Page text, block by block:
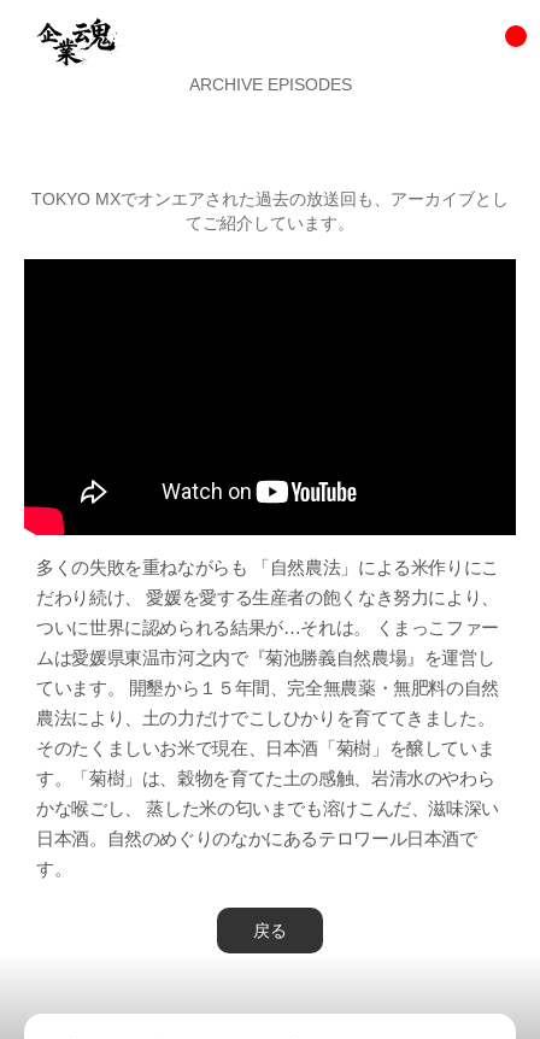
ARCHIVE EPISODES
TOKYO MXでオンエアされた過去の放送回も、アーカイブとし
てご紹介しています。
多くの失敗を重ねながらも 「自然農法」による米作りにこ
だわり続け、 愛媛を愛する生産者の飽くなき努力により、
ついに世界に認められる結果が…それは。 くまっこファー
ムは愛媛県東温市河之内で『菊池勝義自然農場』を運営し
ています。 開墾から１５年間、完全無農薬・無肥料の自然
農法により、土の力だけでこしひかりを育ててきました。
そのたくましいお米で現在、日本酒「菊樹」を醸していま
す。「菊樹」は、穀物を育てた土の感触、岩清水のやわら
かな喉ごし、 蒸した米の匂いまでも溶けこんだ、滋味深い
日本酒。自然のめぐりのなかにあるテロワール日本酒で
す。
戻る